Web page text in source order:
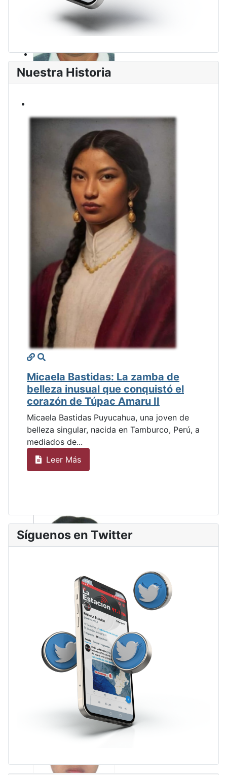
Nuestra Historia
Micaela Bastidas: La zamba de
belleza inusual que conquistó el
corazón de Túpac Amaru II
Micaela Bastidas Puyucahua, una joven de
belleza singular, nacida en Tamburco, Perú, a
mediados de...
Leer Más
Síguenos en Twitter